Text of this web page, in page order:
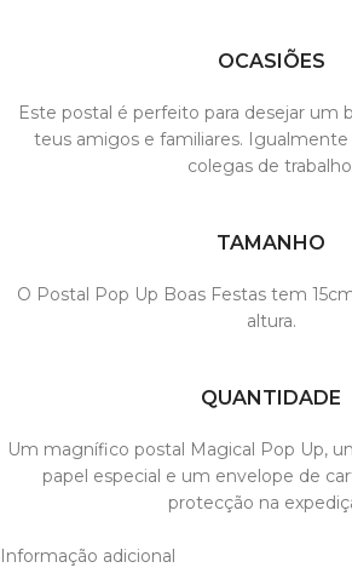
OCASIÕES
Este postal é perfeito para desejar um
teus amigos e familiares. Igualmente
colegas de
TAMANHO
O Postal Pop Up Boas Festas tem
altura.
QUANTIDADE
Um magnífico postal Magical Pop Up,
papel especial e um envelope de
protecção na
Informação adicional